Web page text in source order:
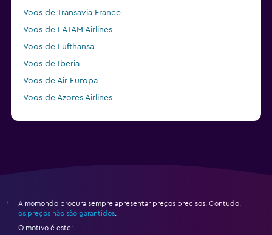
Voos de Transavia France
Voos de LATAM Airlines
Voos de Lufthansa
Voos de Iberia
Voos de Air Europa
Voos de Azores Airlines
*
A momondo procura sempre apresentar preços precisos. Contudo,
os preços não são garantidos
O motivo é este: